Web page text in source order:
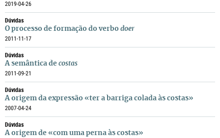
2019-04-26
Dúvidas
O processo de formação do verbo doer
2011-11-17
Dúvidas
A semântica de costas
2011-09-21
Dúvidas
A origem da expressão «ter a barriga colada às costas»
2007-04-24
Dúvidas
A origem de «com uma perna às costas»